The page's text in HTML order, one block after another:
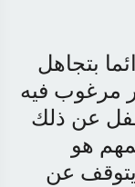
بتجاهل
مرغوب فيه
عن ذلك
هو
يتوقف عن